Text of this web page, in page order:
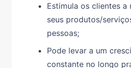
Estimula os clientes a
seus produtos/
pessoas;
Pode levar a um
constante no longo